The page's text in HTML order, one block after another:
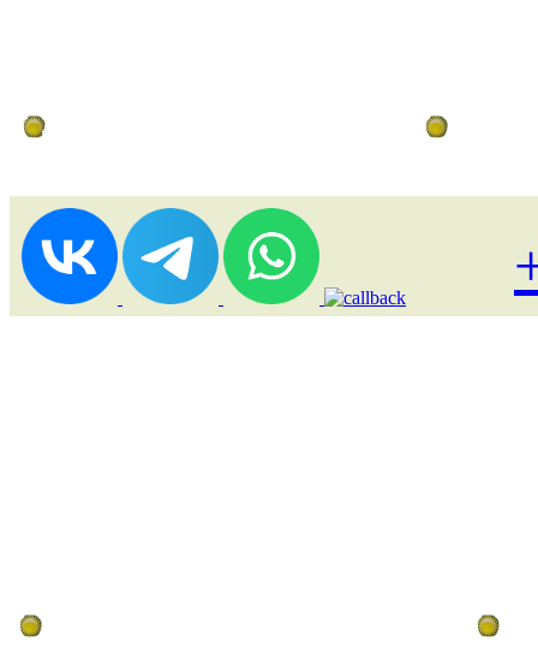
Дистанционное бронирование туров